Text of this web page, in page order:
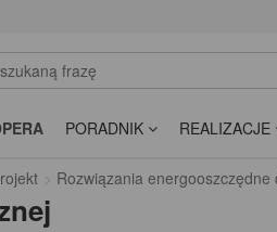
PORADNIK REALIZACJE
Rozwiązania energooszczędne